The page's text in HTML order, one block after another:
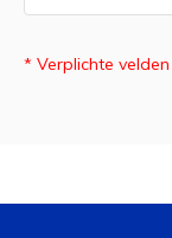
* Verplichte velden